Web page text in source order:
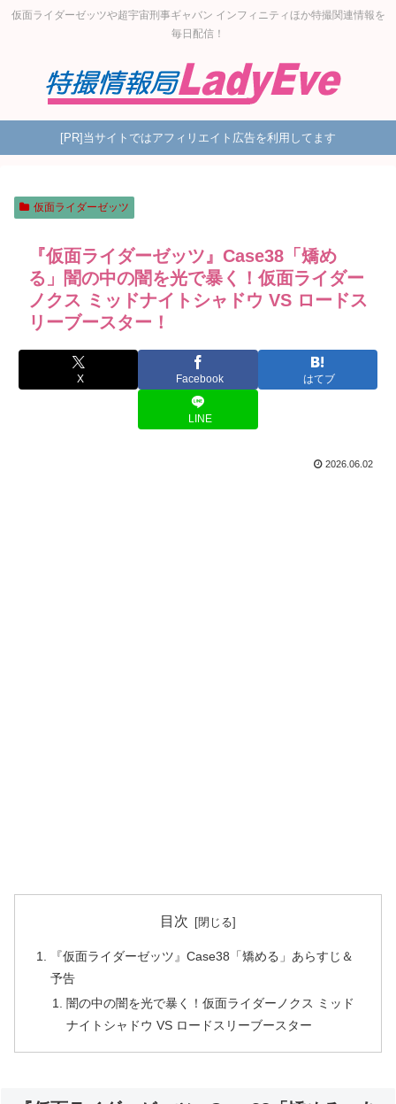
仮面ライダーゼッツや超宇宙刑事ギャバン インフィニティほか特撮関連情報を
毎日配信！
[PR]当サイトではアフィリエイト広告を利用してます
仮面ライダーゼッツ
『仮面ライダーゼッツ』Case38「矯め
る」闇の中の闇を光で暴く！仮面ライダー
ノクス ミッドナイトシャドウ VS ロードス
リーブースター！
X Facebook はてブ
LINE
2026.06.02
目次
『仮面ライダーゼッツ』Case38「矯める」あらすじ＆
予告
闇の中の闇を光で暴く！仮面ライダーノクス ミッド
ナイトシャドウ VS ロードスリーブースター